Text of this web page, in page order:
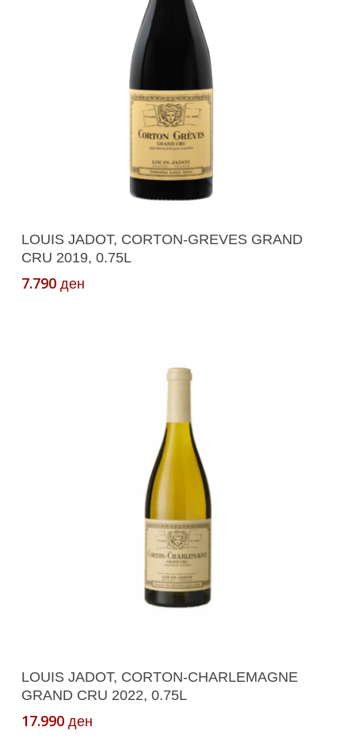
Додади Во Кошничка
LOUIS JADOT, CORTON-GREVES GRAND
CRU 2019, 0.75L
7.790 ден
Додади Во Кошничка
LOUIS JADOT, CORTON-CHARLEMAGNE
GRAND CRU 2022, 0.75L
17.990 ден